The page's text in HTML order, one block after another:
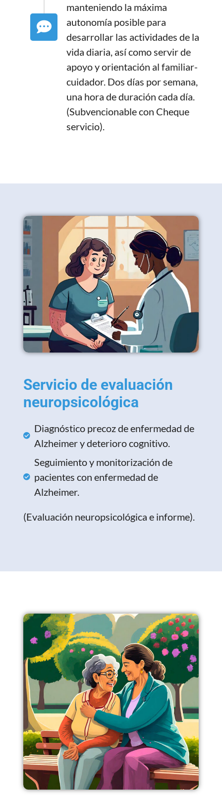
manteniendo la máxima
autonomía posible para
desarrollar las actividades de la
vida diaria, así como servir de
apoyo y orientación al familiar-
cuidador. Dos días por semana,
una hora de duración cada día.
(Subvencionable con Cheque
servicio).
Servicio de evaluación
neuropsicológica
Diagnóstico precoz de enfermedad de
Alzheimer y deterioro cognitivo.
Seguimiento y monitorización de
pacientes con enfermedad de
Alzheimer.
(Evaluación neuropsicológica e informe).